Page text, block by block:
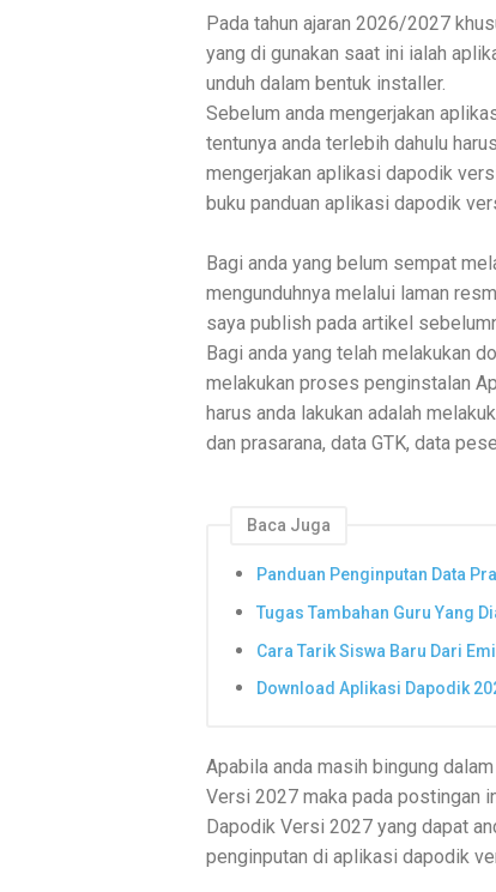
Pada tahun ajaran 2026/2027
yang di gunakan saat ini ialah
unduh dalam bentuk installer.
Sebelum anda mengerjakan
tentunya anda terlebih dahulu
mengerjakan aplikasi dapodik
buku panduan aplikasi dapodik
Bagi anda yang belum sempat
mengunduhnya melalui laman
saya publish pada artikel
Bagi anda yang telah melakukan
melakukan proses penginstalan
harus anda lakukan adalah
dan prasarana, data GTK, data
Baca Juga
Panduan Penginputan Data
Tugas Tambahan Guru Yang
Cara Tarik Siswa Baru Dari
Download Aplikasi Dapodik
Apabila anda masih bingung
Versi 2027 maka pada postingan
Dapodik Versi 2027 yang dapat
penginputan di aplikasi dapodik